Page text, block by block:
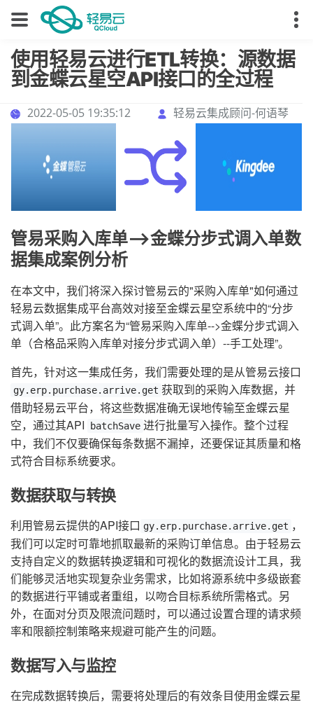
使用轻易云进行ETL转换：源数据
到金蝶云星空API接口的全过程
2022-05-05 19:35:12 轻易云集成顾问-何语琴
管易采购入库单-->金蝶分步式调入单数
据集成案例分析
在本文中，我们将深入探讨管易云的"采购入库单"如何通过
轻易云数据集成平台高效对接至金蝶云星空系统中的“分步
式调入单”。此方案名为“管易采购入库单-->金蝶分步式调入
单（合格品采购入库单对接分步式调入单）--手工处理”。
首先，针对这一集成任务，我们需要处理的是从管易云接口
gy.erp.purchase.arrive.get 获取到的采购入库数据，并
借助轻易云平台，将这些数据准确无误地传输至金蝶云星
空，通过其API
batchSave 进行批量写入操作。整个过程
中，我们不仅要确保每条数据不漏掉，还要保证其质量和格
式符合目标系统要求。
数据获取与转换
利用管易云提供的API接口 gy.erp.purchase.arrive.get ，
我们可以定时可靠地抓取最新的采购订单信息。由于轻易云
支持自定义的数据转换逻辑和可视化的数据流设计工具，我
们能够灵活地实现复杂业务需求，比如将源系统中多级嵌套
的数据进行平铺或者重组，以吻合目标系统所需格式。另
外，在面对分页及限流问题时，可以通过设置合理的请求频
率和限额控制策略来规避可能产生的问题。
数据写入与监控
在完成数据转换后，需要将处理后的有效条目使用金蝶云星